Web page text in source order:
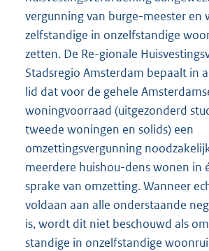
vergunning van burge-meester en
zelfstandige in onzelfstandige
zetten. De Re-gionale
Stadsregio Amsterdam bepaalt in
lid dat voor de gehele
woningvoorraad (uitgezonderd
tweede woningen en solids) een
omzettingsvergunning
meerdere huishou-dens wonen in
sprake van omzetting. Wanneer
voldaan aan alle onderstaande
is, wordt dit niet beschouwd als
standige in onzelfstandige